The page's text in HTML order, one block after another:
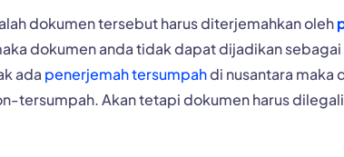
dokumen tersebut harus diterjemahkan oleh
dokumen anda tidak dapat dijadikan
ada penerjemah tersumpahdi nusantara maka
tersumpah. Akan tetapi dokumen harus